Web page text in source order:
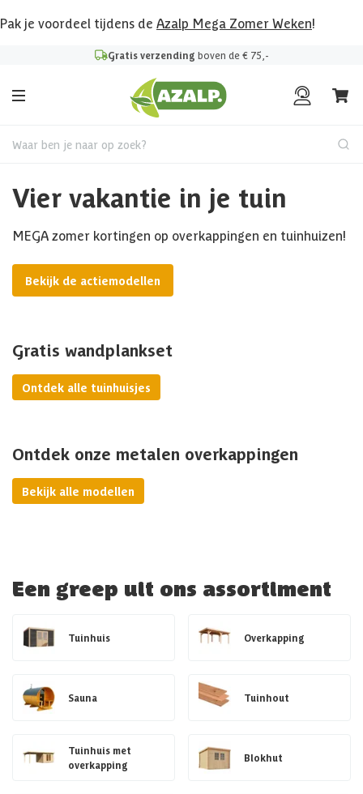
Pak je voordeel tijdens de Azalp Mega Zomer Weken!
Gratis verzending boven de € 75,-
Waar ben je naar op zoek?
Vier vakantie in je tuin
MEGA zomer kortingen op overkappingen en tuinhuizen!
Bekijk de actiemodellen
Gratis wandplankset
Ontdek alle tuinhuisjes
Ontdek onze metalen overkappingen
Bekijk alle modellen
Een greep uit ons assortiment
Tuinhuis Overkapping
Sauna Tuinhout
Tuinhuis met
overkapping
Blokhut